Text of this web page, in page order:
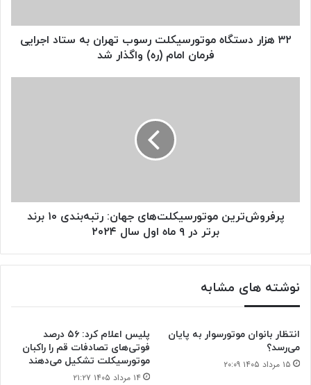
اجرایی
فرمان
واگذار
۳۲ هزار دستگاه موتورسیکلت رسوب تهران به ستاد اجرایی
فرمان امام (ره) واگذار شد
۹
۲۰۲۴
پرفروش‌ترین موتورسیکلت‌های جهان: رتبه‌بندی ۱۰ برند
برتر در ۹ ماه اول سال ۲۰۲۴
نوشته های مشابه
انتظار بانوان موتورسوار به پایان
می‌رسد؟
۱۵ مرداد ۱۴۰۵ ۲۰:۰۹
پلیس اعلام کرد: ۵۶ درصد
فوتی‌های تصادفات قم را راکبان
موتورسیکلت تشکیل می‌دهند
۱۴ مرداد ۱۴۰۵ ۲۱:۲۷